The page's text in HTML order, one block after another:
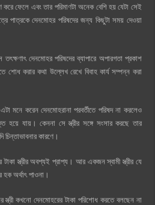
করে ফেলে এবং তার পরিমাণটা অনেক বেশি হয় যেটা সেই
পাত্রকে দেনমোহর পরিষদের জন্য কিছুটা সময় দেওয়া
দেনমোহর পরিষদের ব্যাপারে অপারগতা প্রকাশ
শোধ করার কথা উল্লেখ রেখে বিবাহ কার্য সম্পন্ন করা
মনে করেন দেনমোহরানা পরবর্তীতে পরিষদ না করলেও
যায়। কেননা সে স্ত্রীর সঙ্গে সংসার করছে তার
চিন্তাভাবনার কারণে।
টাকা স্ত্রীর অবশ্যই প্রাপ্য। আর একজন স্বামী স্ত্রীর যে
হক অর্থাৎ পাওনা।
কখনো দেনমোহরের টাকা পরিশোধ করতে বলছেন না